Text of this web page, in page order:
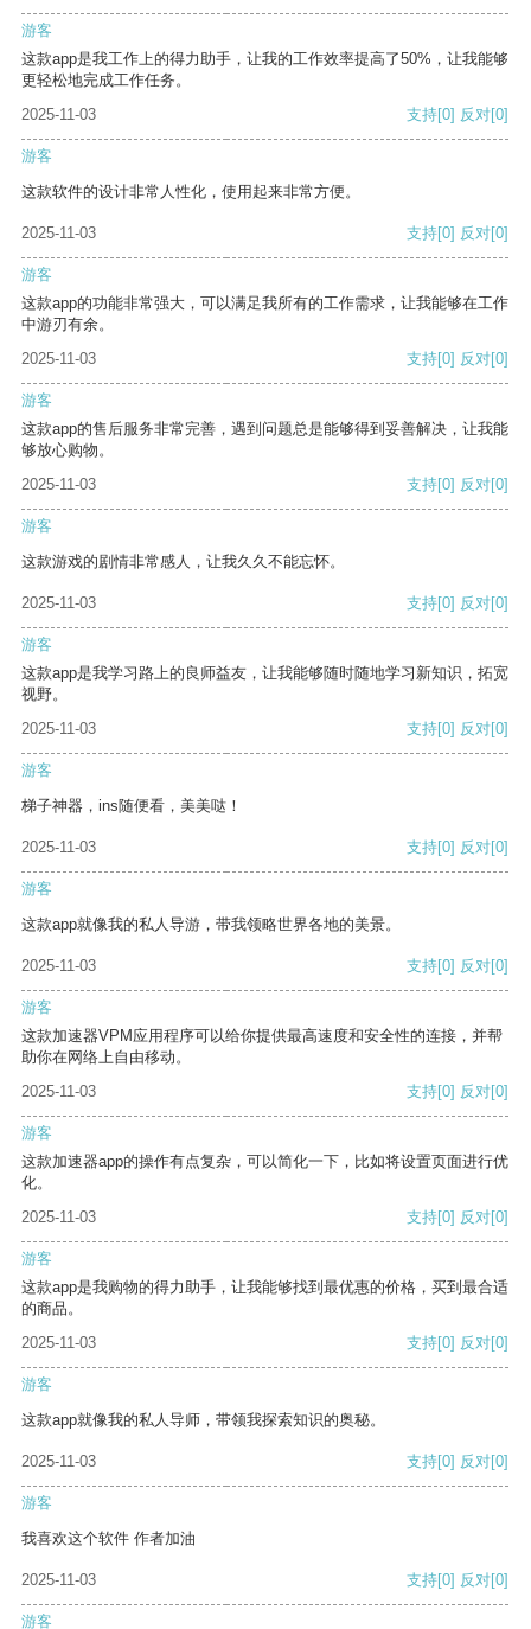
游客
这款app是我工作上的得力助手，让我的工作效率提高了50%，让我能够
更轻松地完成工作任务。
2025-11-03
支持[0] 反对[0]
游客
这款软件的设计非常人性化，使用起来非常方便。
2025-11-03 支持[0] 反对[0]
游客
这款app的功能非常强大，可以满足我所有的工作需求，让我能够在工作
中游刃有余。
2025-11-03
支持[0] 反对[0]
游客
这款app的售后服务非常完善，遇到问题总是能够得到妥善解决，让我能
够放心购物。
2025-11-03
支持[0] 反对[0]
游客
这款游戏的剧情非常感人，让我久久不能忘怀。
2025-11-03 支持[0] 反对[0]
游客
这款app是我学习路上的良师益友，让我能够随时随地学习新知识，拓宽
视野。
2025-11-03
支持[0] 反对[0]
游客
梯子神器，ins随便看，美美哒！
2025-11-03 支持[0] 反对[0]
游客
这款app就像我的私人导游，带我领略世界各地的美景。
2025-11-03 支持[0] 反对[0]
游客
这款加速器VPM应用程序可以给你提供最高速度和安全性的连接，并帮
助你在网络上自由移动。
2025-11-03
支持[0] 反对[0]
游客
这款加速器app的操作有点复杂，可以简化一下，比如将设置页面进行优
化。
2025-11-03
支持[0] 反对[0]
游客
这款app是我购物的得力助手，让我能够找到最优惠的价格，买到最合适
的商品。
2025-11-03
支持[0] 反对[0]
游客
这款app就像我的私人导师，带领我探索知识的奥秘。
2025-11-03 支持[0] 反对[0]
游客
我喜欢这个软件 作者加油
2025-11-03 支持[0] 反对[0]
游客